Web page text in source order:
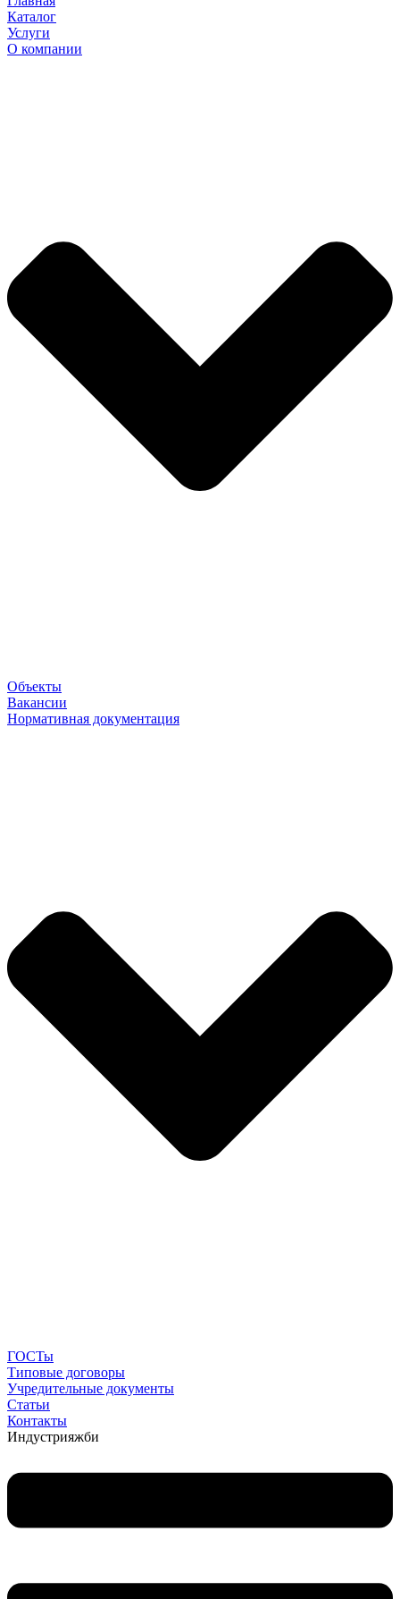
Каталог
Услуги
О компании
Объекты
Вакансии
Нормативная документация
ГОСТы
Типовые договоры
Учредительные документы
Статьи
Контакты
Индустрияжби